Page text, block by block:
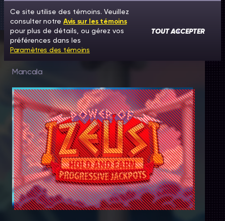
Power of Zeus
Mancala
Ce site utilise des témoins. Veuillez
consulter notre Avis sur les témoins
pour plus de détails, ou gérez vos
préférences dans les
Paramètres des témoins
TOUT ACCEPTER